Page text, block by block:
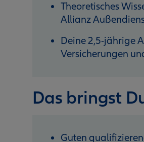
Theoretisches
Allianz
Deine 2,5-jährige
Versicherungen
Das bringst
Guten